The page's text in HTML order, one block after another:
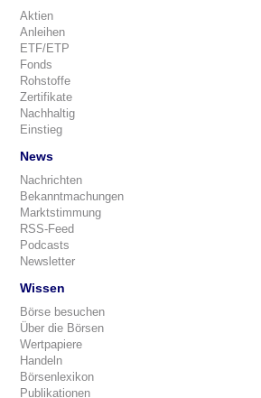
Aktien
Anleihen
ETF/ETP
Fonds
Rohstoffe
Zertifikate
Nachhaltig
Einstieg
News
Nachrichten
Bekanntmachungen
Marktstimmung
RSS-Feed
Podcasts
Newsletter
Wissen
Börse besuchen
Über die Börsen
Wertpapiere
Handeln
Börsenlexikon
Publikationen